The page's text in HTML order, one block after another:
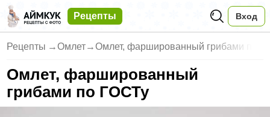
Рецепты Вход
Рецепты →Омлет→Омлет, фаршированный грибами п
Омлет, фаршированный
грибами по ГОСТу